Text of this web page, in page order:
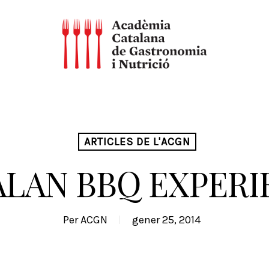
ARTICLES DE L'ACGN
BBQ
PerACGN gener 25, 2014